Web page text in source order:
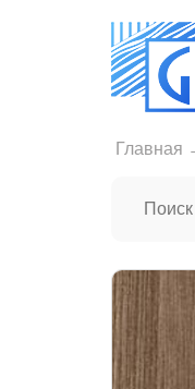
Главная